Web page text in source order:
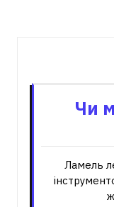
Чи
Ламель